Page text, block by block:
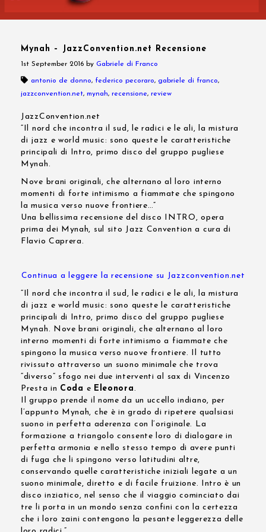
Mynah – JazzConvention.net Recensione
1st September 2016 by Gabriele di Franco
antonio de donno, federico pecoraro, gabriele di franco,
jazzconvention.net, mynah, recensione, review
JazzConvention.net
“Il nord che incontra il sud, le radici e le ali, la mistura
di jazz e world music: sono queste le caratteristiche
principali di Intro, primo disco del gruppo pugliese
Mynah.
Nove brani originali, che alternano al loro interno
momenti di forte intimismo a fiammate che spingono
la musica verso nuove frontiere…”
Una bellissima recensione del disco INTRO, opera
prima dei Mynah, sul sito Jazz Convention a cura di
Flavio Caprera.
Continua a leggere la recensione su Jazzconvention.net
“Il nord che incontra il sud, le radici e le ali, la mistura
di jazz e world music: sono queste le caratteristiche
principali di Intro, primo disco del gruppo pugliese
Mynah. Nove brani originali, che alternano al loro
interno momenti di forte intimismo a fiammate che
spingono la musica verso nuove frontiere. Il tutto
rivissuto attraverso un suono minimale che trova
“diverso” sfogo nei due interventi al sax di Vincenzo
Presta in Coda e Eleonora.
Il gruppo prende il nome da un uccello indiano, per
l’appunto Mynah, che è in grado di ripetere qualsiasi
suono in perfetta aderenza con l’originale. La
formazione a triangolo consente loro di dialogare in
perfetta armonia e nello stesso tempo di avere punti
di fuga che li spingono verso latitudini altre,
conservando quelle caratteristiche iniziali legate a un
suono minimale, diretto e di facile fruizione. Intro è un
disco inziatico, nel senso che il viaggio cominciato dai
tre li porta in un mondo senza confini con la certezza
che i loro zaini contengono la pesante leggerezza delle